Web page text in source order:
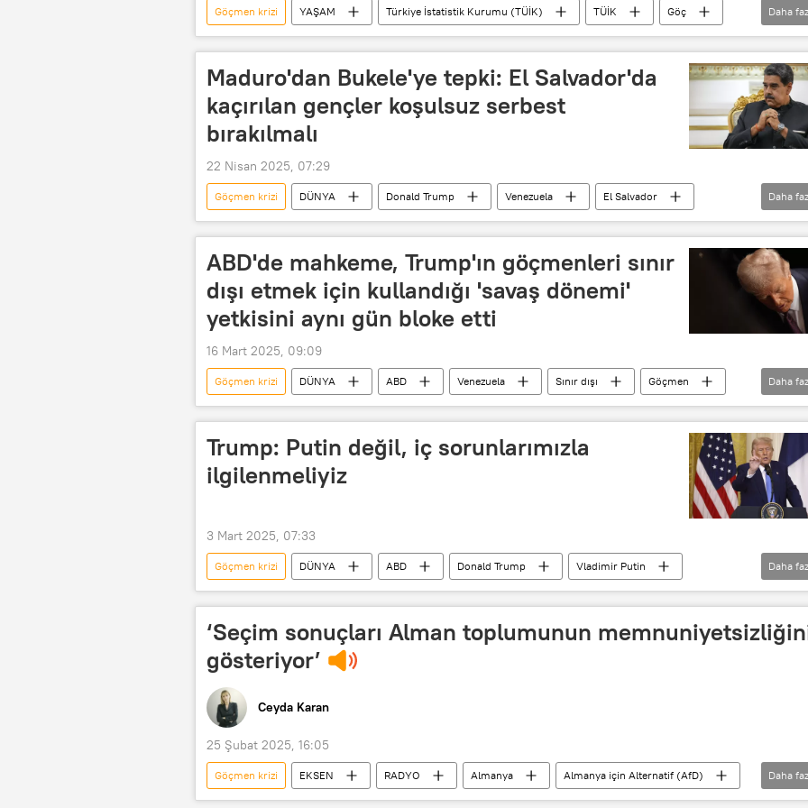
Göçmen krizi YAŞAM Türkiye İstatistik Kurumu (TÜİK) TÜİK
Göç
düzensiz göç
Kaçak göç yasadışı göç göç yolu Göçmen
Daha
Maduro'dan Bukele'ye tepki: El Salvador'da
kaçırılan gençler koşulsuz serbest
bırakılmalı
22 Nisan 2025, 07:29
Göçmen krizi DÜNYA Donald Trump Venezuela
El Salvador
Göçmen
Kaçak göçmen göçmen krizi Nayib Bukele
Daha
ABD'de mahkeme, Trump'ın göçmenleri sınır
dışı etmek için kullandığı 'savaş dönemi'
yetkisini aynı gün bloke etti
16 Mart 2025, 09:09
Göçmen krizi DÜNYA ABD Venezuela Sınır dışı
Göçmen
Kaçak göçmen
Donald Trump
Daha
Trump: Putin değil, iç sorunlarımızla
ilgilenmeliyiz
3 Mart 2025, 07:33
Göçmen krizi DÜNYA ABD Donald Trump
Vladimir Putin
Göçmen
Kaçak göçmen Avrupa
Daha
‘Seçim sonuçları Alman toplumunun
gösteriyor’
Ceyda Karan
25 Şubat 2025, 16:05
Göçmen krizi EKSEN RADYO Almanya
Almanya için Alternatif (AfD)
Seçim
Sahra Wagenknecht Friedrich Merz Ekonomi
Daha